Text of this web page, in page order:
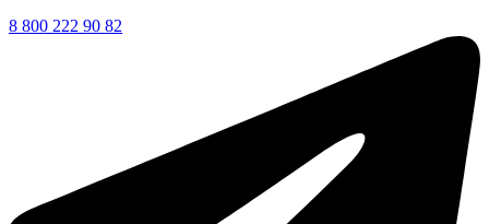
8 800 222 90 82